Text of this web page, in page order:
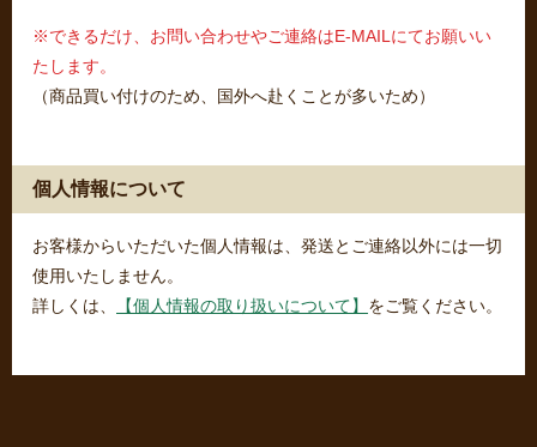
※できるだけ、お問い合わせやご連絡はE-MAILにてお願いい
たします。
（商品買い付けのため、国外へ赴くことが多いため）
個人情報について
お客様からいただいた個人情報は、発送とご連絡以外には一切
使用いたしません。
詳しくは、
【個人情報の取り扱いについて】 をご覧ください。